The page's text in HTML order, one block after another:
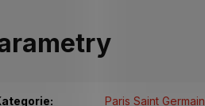
: Paris Saint Germain